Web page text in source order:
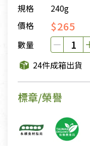
規格
240g
價格
$265
數量
24件成箱出貨
標章/榮譽